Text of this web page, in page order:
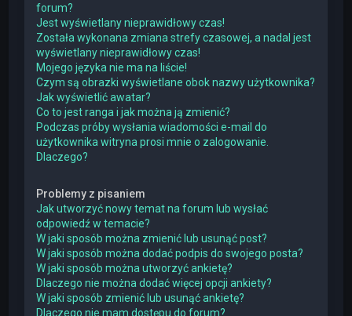
forum?
Jest wyświetlany nieprawidłowy czas!
Została wykonana zmiana strefy czasowej, a nadal jest
wyświetlany nieprawidłowy czas!
Mojego języka nie ma na liście!
Czym są obrazki wyświetlane obok nazwy użytkownika?
Jak wyświetlić awatar?
Co to jest ranga i jak można ją zmienić?
Podczas próby wysłania wiadomości e-mail do
użytkownika witryna prosi mnie o zalogowanie.
Dlaczego?
Problemy z pisaniem
Jak utworzyć nowy temat na forum lub wysłać
odpowiedź w temacie?
W jaki sposób można zmienić lub usunąć post?
W jaki sposób można dodać podpis do swojego posta?
W jaki sposób można utworzyć ankietę?
Dlaczego nie można dodać więcej opcji ankiety?
W jaki sposób zmienić lub usunąć ankietę?
Dlaczego nie mam dostępu do forum?